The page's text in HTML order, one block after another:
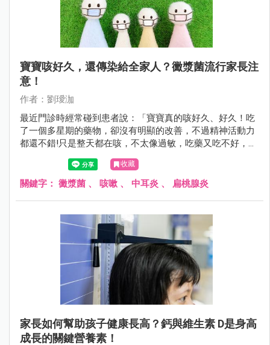
寶寶咳好久，還傳染給全家人？黴漿菌流行家長注
意！
作者：劉璦泇
最近門診時經常碰到患者說：「寶寶真的咳好久、好久！吃
了一個多星期的藥物，卻沒有明顯的改善，不過精神活動力
都還不錯!只是整天都在咳，不太像過敏，吃藥又吃不好，連
家人都被傳染了！」
收藏
關鍵字： 黴漿菌 、 咳嗽 、 中耳炎 、 扁桃腺炎
家長如何幫助孩子健康長高？鈣與維生素 D是身高
成長的關鍵營養素！